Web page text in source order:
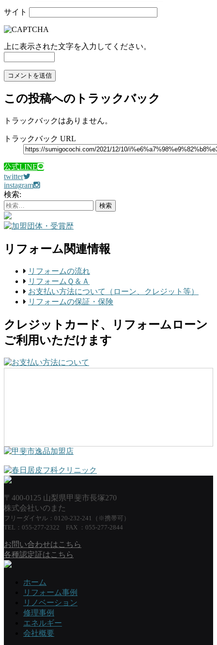
サイト
上に表示された文字を入力してください。
この投稿へのトラックバック
トラックバックはありません。
トラックバック URL
公式LINE
twitter
instagram
検索:
リフォーム関連情報
リフォームの流れ
リフォームＱ＆Ａ
お支払い方法について（ローン、クレジット等）
リフォームの保証・保険
クレジットカード、リフォームローン
ご利用いただけます
〒400-0125 山梨県甲斐市長塚270
株式会社いのまた
フリーダイヤル：0120-232-241（※携帯可）
TEL：055-277-2322 FAX ：055-277-2844
お問い合わせはこちら
各種認定証はこちら
ホーム
リフォーム事例
リノベーション
修理事例
エネルギー
会社概要